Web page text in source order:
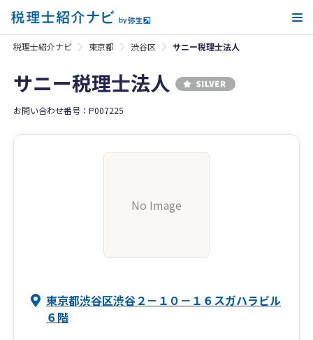
税理士紹介ナビ 東京都 渋谷区 サニー税理士法人
サニー税理士法人
お問い合わせ番号：P007225
No Image
東京都渋谷区渋谷２－１０－１６スガハラビル
６階